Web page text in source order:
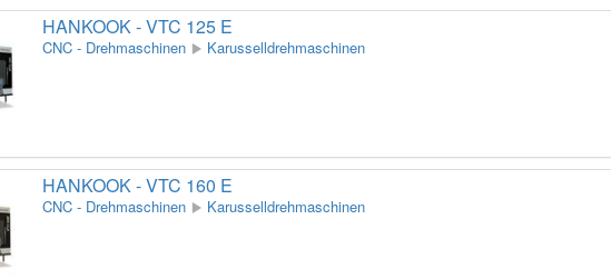
HANKOOK - VTC 125 E
CNC - Drehmaschinen Karusselldrehmaschinen
HANKOOK - VTC 160 E
CNC - Drehmaschinen Karusselldrehmaschinen